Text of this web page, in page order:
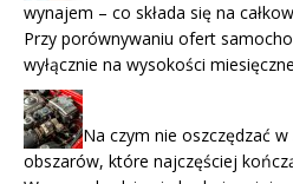
wynajem – co składa się na
Przy porównywaniu ofert
wyłącznie na wysokości
Na czym nie oszczędzać
obszarów, które najczęściej